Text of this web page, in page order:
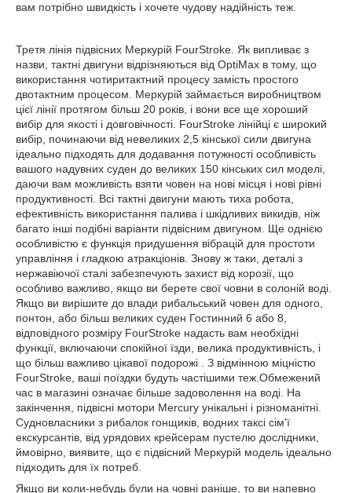
вам потрібно швидкість і хочете чудову надійність теж.
Третя лінія підвісних Меркурій FourStroke. Як випливає з
назви, тактні двигуни відрізняються від OptiMax в тому, що
використання чотиритактний процесу замість простого
двотактним процесом. Меркурій займається виробництвом
цієї лінії протягом більш 20 років, і вони все ще хороший
вибір для якості і довговічності. FourStroke лінійці є широкий
вибір, починаючи від невеликих 2,5 кінської сили двигуна
ідеально підходять для додавання потужності особливість
вашого надувних суден до великих 150 кінських сил моделі,
даючи вам можливість взяти човен на нові місця і нові рівні
продуктивності. Всі тактні двигуни мають тиха робота,
ефективність використання палива і шкідливих викидів, ніж
багато інші подібні варіанти підвісним двигуном. Ще однією
особливістю є функція придушення вібрацій для простоти
управління і гладкою атракціонів. Знову ж таки, деталі з
нержавіючої сталі забезпечують захист від корозії, що
особливо важливо, якщо ви берете свої човни в солоній воді.
Якщо ви вирішите до влади рибальський човен для одного,
понтон, або більш великих суден Гостинний 6 або 8,
відповідного розміру FourStroke надасть вам необхідні
функції, включаючи спокійної їзди, велика продуктивність, і
що більш важливо цікавої подорожі . З відмінною міцністю
FourStroke, ваші поїздки будуть частішими теж.Обмежений
час в магазині означає більше задоволення на воді. На
закінчення, підвісні мотори Mercury унікальні і різноманітні.
Судновласники з рибалок гонщиків, водних таксі сім'ї
екскурсантів, від урядових крейсерам пустелю дослідники,
ймовірно, виявите, що є підвісний Меркурій модель ідеально
підходить для їх потреб.
Якщо ви коли-небудь були на човні раніше, то ви напевно